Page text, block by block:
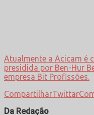
Atualmente a Acicam é
presidida por Ben-Hur
empresa Bit Profissões.
CompartilharTwittar
Da Redação